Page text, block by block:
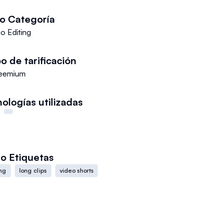
Categoría
Editing
de tarificación
utilizadas
Etiquetas
long clips video shorts